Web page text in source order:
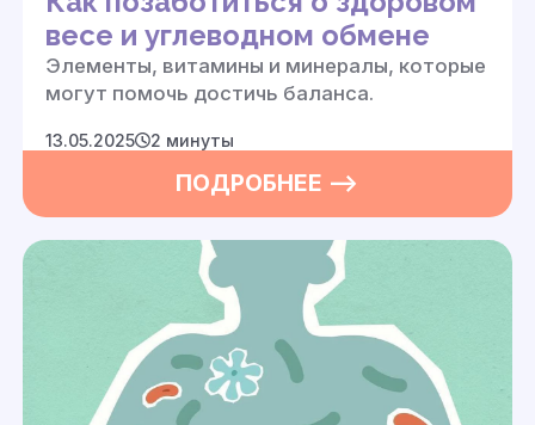
весе и углеводном обмене
Элементы, витамины и минералы, которые
могут помочь достичь баланса.
ПОДРОБНЕЕ —>
13.05.2025 2 минуты